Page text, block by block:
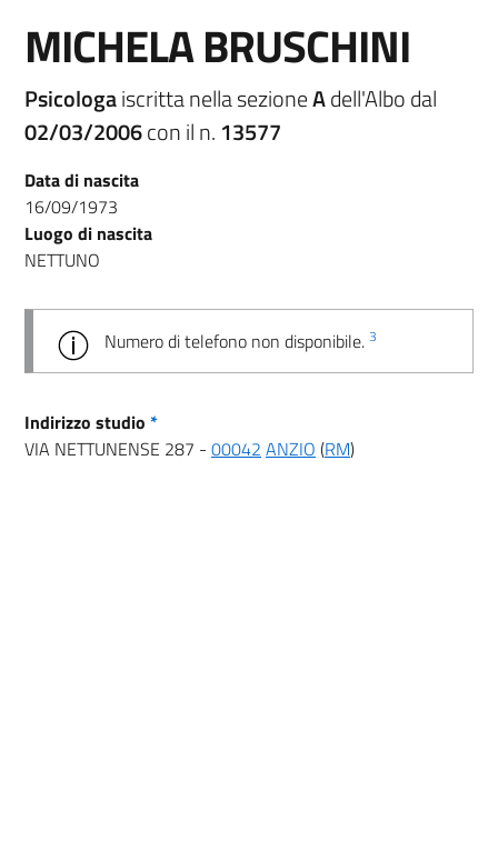
MICHELA BRUSCHINI
Psicologaiscritta nella sezioneAdell'Albo dal
02/03/2006con il n. 13577
Data di nascita
16/09/1973
Luogo di nascita
NETTUNO
Numero di telefono non disponibile. 3
Indirizzo studio *
VIA NETTUNENSE 287 - 00042 ANZIO (RM)